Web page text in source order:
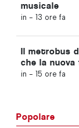
musicale
in - 13 ore fa
Il metrobus
che la
in - 15 ore fa
Popolare